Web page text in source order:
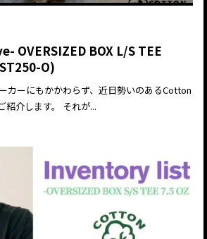
OVERSIZED BOX L/S TEE
O)
カーにもかかわらず、近日勢いのあるCotton
紹介します。 それが...